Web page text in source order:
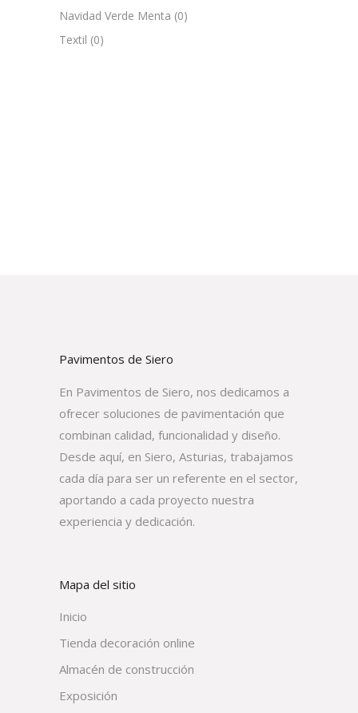
Navidad Verde Menta (0)
Textil (0)
Pavimentos de Siero
En Pavimentos de Siero, nos dedicamos a
ofrecer soluciones de pavimentación que
combinan calidad, funcionalidad y diseño.
Desde aquí, en Siero, Asturias, trabajamos
cada día para ser un referente en el sector,
aportando a cada proyecto nuestra
experiencia y dedicación.
Mapa del sitio
Inicio
Tienda decoración online
Almacén de construcción
Exposición